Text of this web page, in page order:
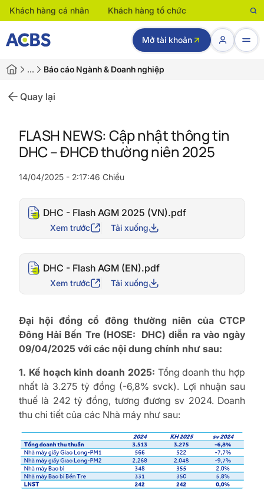
Khách hàng cá nhân Khách hàng tổ chức
Mở tài khoản
… Báo cáo Ngành & Doanh nghiệp
Quay lại
FLASH NEWS: Cập nhật thông tin
DHC – ĐHCĐ thường niên 2025
14/04/2025 - 2:17:46 Chiều
DHC - Flash AGM 2025 (VN).pdf
Xem trước Tải xuống
DHC - Flash AGM (EN).pdf
Xem trước Tải xuống
Đại hội đồng cổ đông thường niên của CTCP
Đông Hải Bến Tre (HOSE: DHC) diễn ra vào ngày
09/04/2025 với các nội dung chính như sau:
1. Kế hoạch kinh doanh 2025: Tổng doanh thu hợp
nhất là 3.275 tỷ đồng (-6,8% svck). Lợi nhuận sau
thuế là 242 tỷ đồng, tương đương sv 2024. Doanh
thu chi tiết của các Nhà máy như sau: